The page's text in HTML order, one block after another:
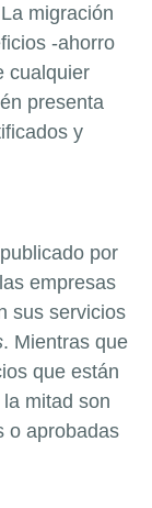
migración
-ahorro
cualquier
presenta
y
por
empresas
sus servicios
. Mientras que
que están
mitad son
o aprobadas